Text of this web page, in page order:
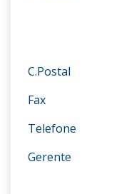
C.Postal
Fax
Telefone
Gerente